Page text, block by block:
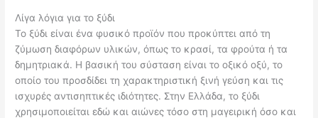
Λίγα λόγια για το ξύδι
Το ξύδι είναι ένα φυσικό προϊόν που προκύπτει από τη
ζύμωση διαφόρων υλικών, όπως το κρασί, τα φρούτα ή τα
δημητριακά. Η βασική του σύσταση είναι το οξικό οξύ, το
οποίο του προσδίδει τη χαρακτηριστική ξινή γεύση και τις
ισχυρές αντισηπτικές ιδιότητες. Στην Ελλάδα, το ξύδι
χρησιμοποιείται εδώ και αιώνες τόσο στη μαγειρική όσο και